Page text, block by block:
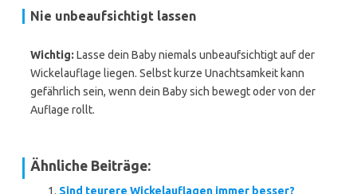
Nie unbeaufsichtigt lassen
Wichtig: Lasse dein Baby niemals unbeaufsichtigt auf der
Wickelauflage liegen. Selbst kurze Unachtsamkeit kann
gefährlich sein, wenn dein Baby sich bewegt oder von der
Auflage rollt.
Ähnliche Beiträge:
Sind teurere Wickelauflagen immer besser?